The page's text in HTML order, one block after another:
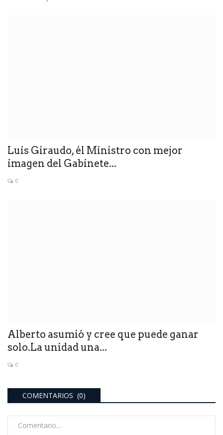
Luis Giraudo, él Ministro con mejor
imagen del Gabinete...
0
Alberto asumió y cree que puede ganar
solo.La unidad una...
0
COMENTARIOS (0)